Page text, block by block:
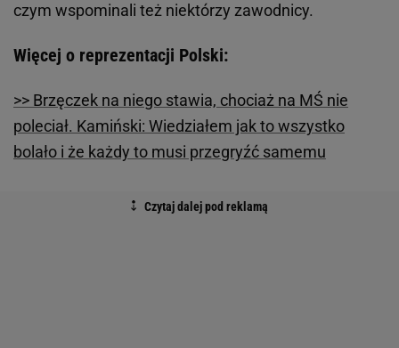
czym wspominali też niektórzy zawodnicy.
Więcej o reprezentacji Polski:
>> Brzęczek na niego stawia, chociaż na MŚ nie
poleciał. Kamiński: Wiedziałem jak to wszystko
bolało i że każdy to musi przegryźć samemu